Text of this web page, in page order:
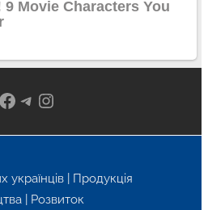
Facebook
Telegram
Instagram
українців | Продукція
| Розвиток